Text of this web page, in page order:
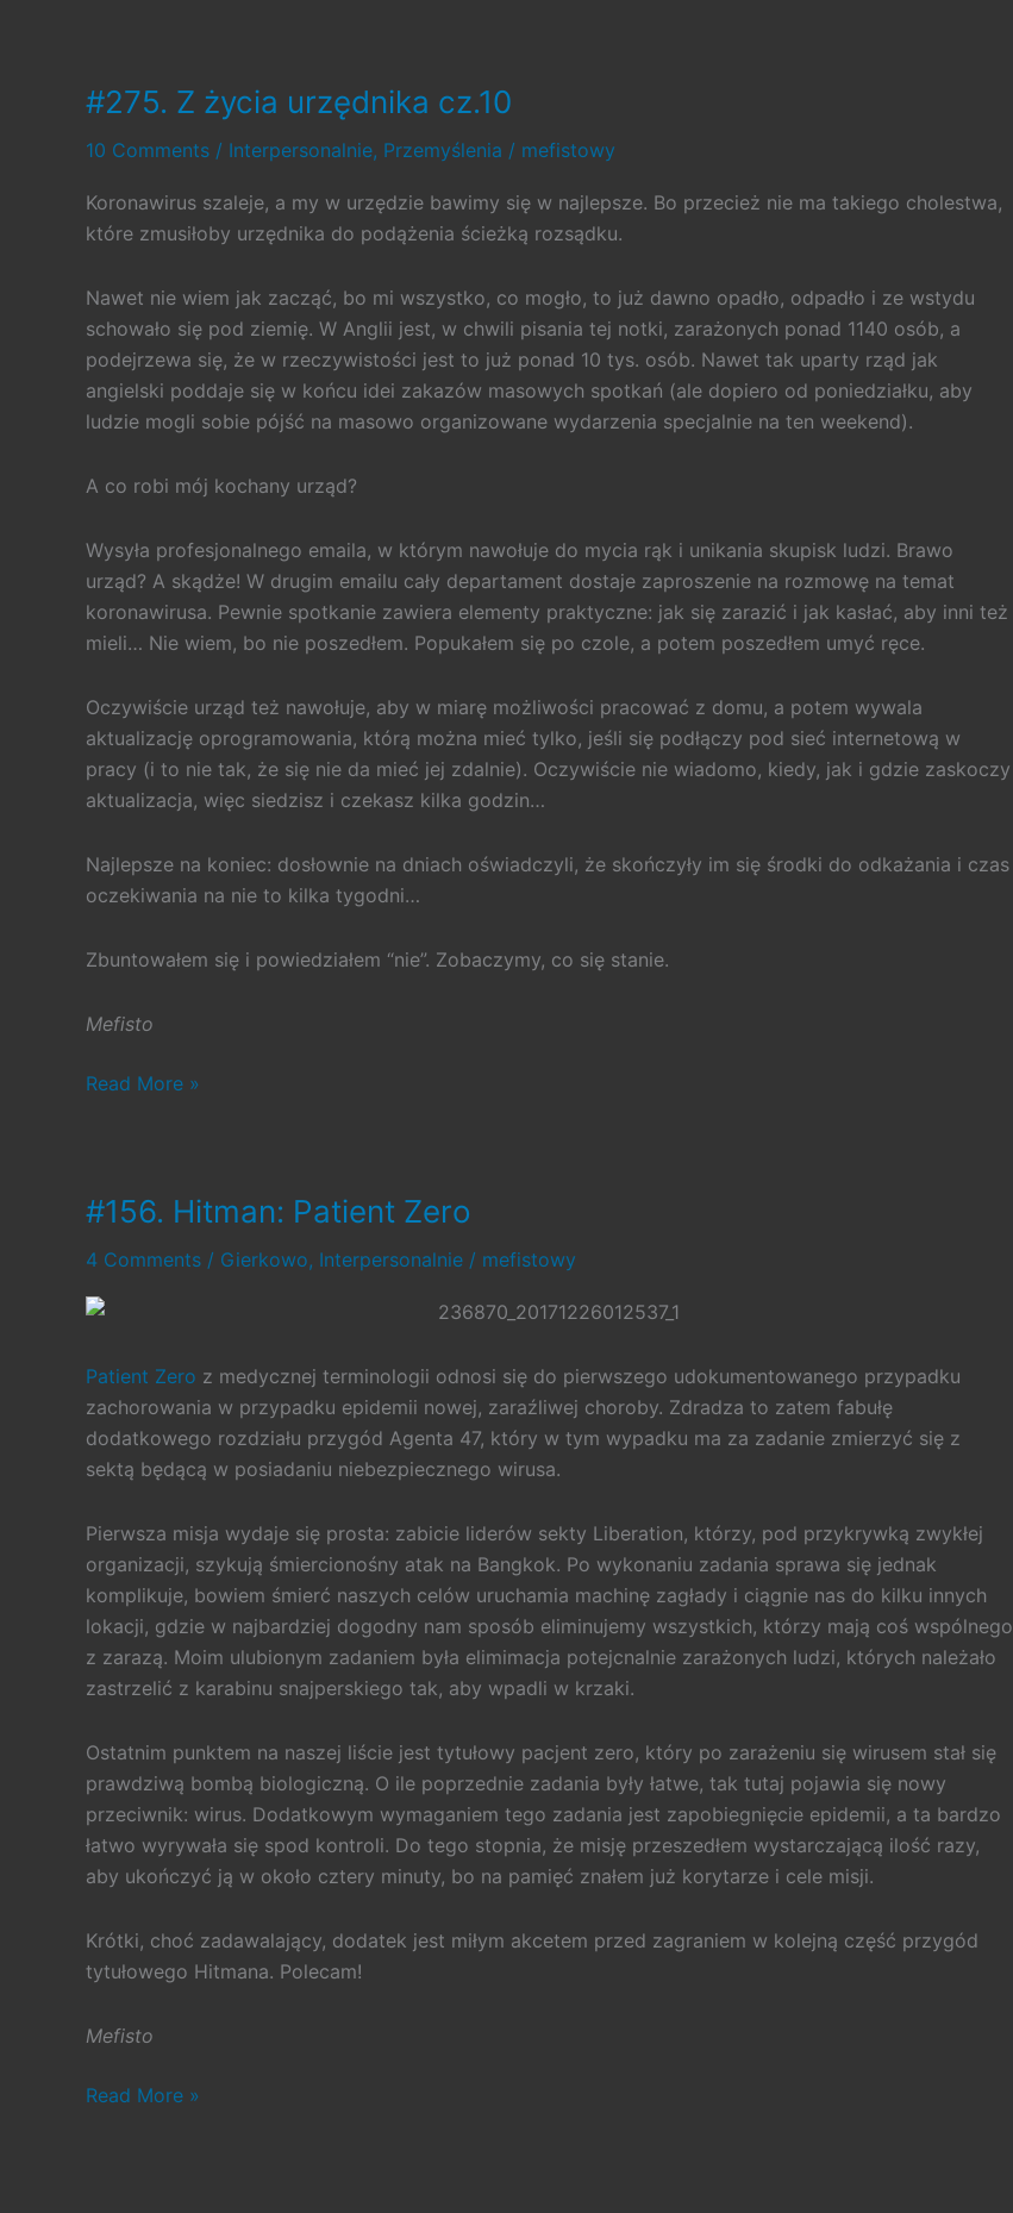
#275. Z życia urzędnika cz.10
10 Comments / Interpersonalnie, Przemyślenia / mefistowy
Koronawirus szaleje, a my w urzędzie bawimy się w najlepsze. Bo przecież nie ma takiego cholestwa,
które zmusiłoby urzędnika do podążenia ścieżką rozsądku.
Nawet nie wiem jak zacząć, bo mi wszystko, co mogło, to już dawno opadło, odpadło i ze wstydu
schowało się pod ziemię. W Anglii jest, w chwili pisania tej notki, zarażonych ponad 1140 osób, a
podejrzewa się, że w rzeczywistości jest to już ponad 10 tys. osób. Nawet tak uparty rząd jak
angielski poddaje się w końcu idei zakazów masowych spotkań (ale dopiero od poniedziałku, aby
ludzie mogli sobie pójść na masowo organizowane wydarzenia specjalnie na ten weekend).
A co robi mój kochany urząd?
Wysyła profesjonalnego emaila, w którym nawołuje do mycia rąk i unikania skupisk ludzi. Brawo
urząd? A skądże! W drugim emailu cały departament dostaje zaproszenie na rozmowę na temat
koronawirusa. Pewnie spotkanie zawiera elementy praktyczne: jak się zarazić i jak kasłać, aby inni też
mieli… Nie wiem, bo nie poszedłem. Popukałem się po czole, a potem poszedłem umyć ręce.
Oczywiście urząd też nawołuje, aby w miarę możliwości pracować z domu, a potem wywala
aktualizację oprogramowania, którą można mieć tylko, jeśli się podłączy pod sieć internetową w
pracy (i to nie tak, że się nie da mieć jej zdalnie). Oczywiście nie wiadomo, kiedy, jak i gdzie zaskoczy
aktualizacja, więc siedzisz i czekasz kilka godzin…
Najlepsze na koniec: dosłownie na dniach oświadczyli, że skończyły im się środki do odkażania i czas
oczekiwania na nie to kilka tygodni…
Zbuntowałem się i powiedziałem “nie”. Zobaczymy, co się stanie.
Mefisto
#275.
cz.10
Read More »
#156. Hitman: Patient Zero
4 Comments / Gierkowo, Interpersonalnie / mefistowy
Patient Zero z medycznej terminologii odnosi się do pierwszego udokumentowanego przypadku
zachorowania w przypadku epidemii nowej, zaraźliwej choroby. Zdradza to zatem fabułę
dodatkowego rozdziału przygód Agenta 47, który w tym wypadku ma za zadanie zmierzyć się z
sektą będącą w posiadaniu niebezpiecznego wirusa.
Pierwsza misja wydaje się prosta: zabicie liderów sekty Liberation, którzy, pod przykrywką zwykłej
organizacji, szykują śmiercionośny atak na Bangkok. Po wykonaniu zadania sprawa się jednak
komplikuje, bowiem śmierć naszych celów uruchamia machinę zagłady i ciągnie nas do kilku innych
lokacji, gdzie w najbardziej dogodny nam sposób eliminujemy wszystkich, którzy mają coś wspólnego
z zarazą. Moim ulubionym zadaniem była elimimacja potejcnalnie zarażonych ludzi, których należało
zastrzelić z karabinu snajperskiego tak, aby wpadli w krzaki.
Ostatnim punktem na naszej liście jest tytułowy pacjent zero, który po zarażeniu się wirusem stał się
prawdziwą bombą biologiczną. O ile poprzednie zadania były łatwe, tak tutaj pojawia się nowy
przeciwnik: wirus. Dodatkowym wymaganiem tego zadania jest zapobiegnięcie epidemii, a ta bardzo
łatwo wyrywała się spod kontroli. Do tego stopnia, że misję przeszedłem wystarczającą ilość razy,
aby ukończyć ją w około cztery minuty, bo na pamięć znałem już korytarze i cele misji.
Krótki, choć zadawalający, dodatek jest miłym akcetem przed zagraniem w kolejną część przygód
tytułowego Hitmana. Polecam!
Mefisto
#156.
Read More »